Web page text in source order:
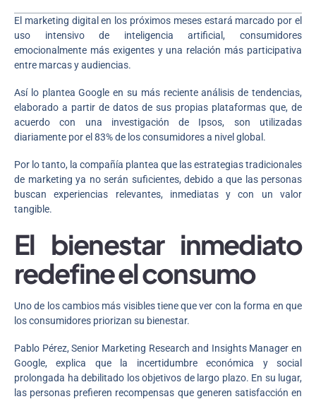
El marketing digital en los próximos meses estará marcado por el
uso intensivo de inteligencia artificial, consumidores
emocionalmente más exigentes y una relación más participativa
entre marcas y audiencias.
Así lo plantea Google en su más reciente análisis de tendencias,
elaborado a partir de datos de sus propias plataformas que, de
acuerdo con una investigación de Ipsos, son utilizadas
diariamente por el 83% de los consumidores a nivel global.
Por lo tanto, la compañía plantea que las estrategias tradicionales
de marketing ya no serán suficientes, debido a que las personas
buscan experiencias relevantes, inmediatas y con un valor
tangible.
El bienestar inmediato
redefine el consumo
Uno de los cambios más visibles tiene que ver con la forma en que
los consumidores priorizan su bienestar.
Pablo Pérez, Senior Marketing Research and Insights Manager en
Google, explica que la incertidumbre económica y social
prolongada ha debilitado los objetivos de largo plazo. En su lugar,
las personas prefieren recompensas que generen satisfacción en